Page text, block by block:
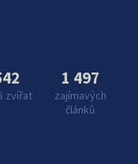
zvířat
1 497
zajímavých
článků